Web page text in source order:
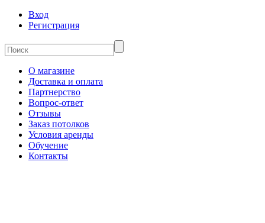
Вход
Регистрация
О магазине
Доставка и оплата
Партнерство
Вопрос-ответ
Отзывы
Заказ потолков
Условия аренды
Обучение
Контакты